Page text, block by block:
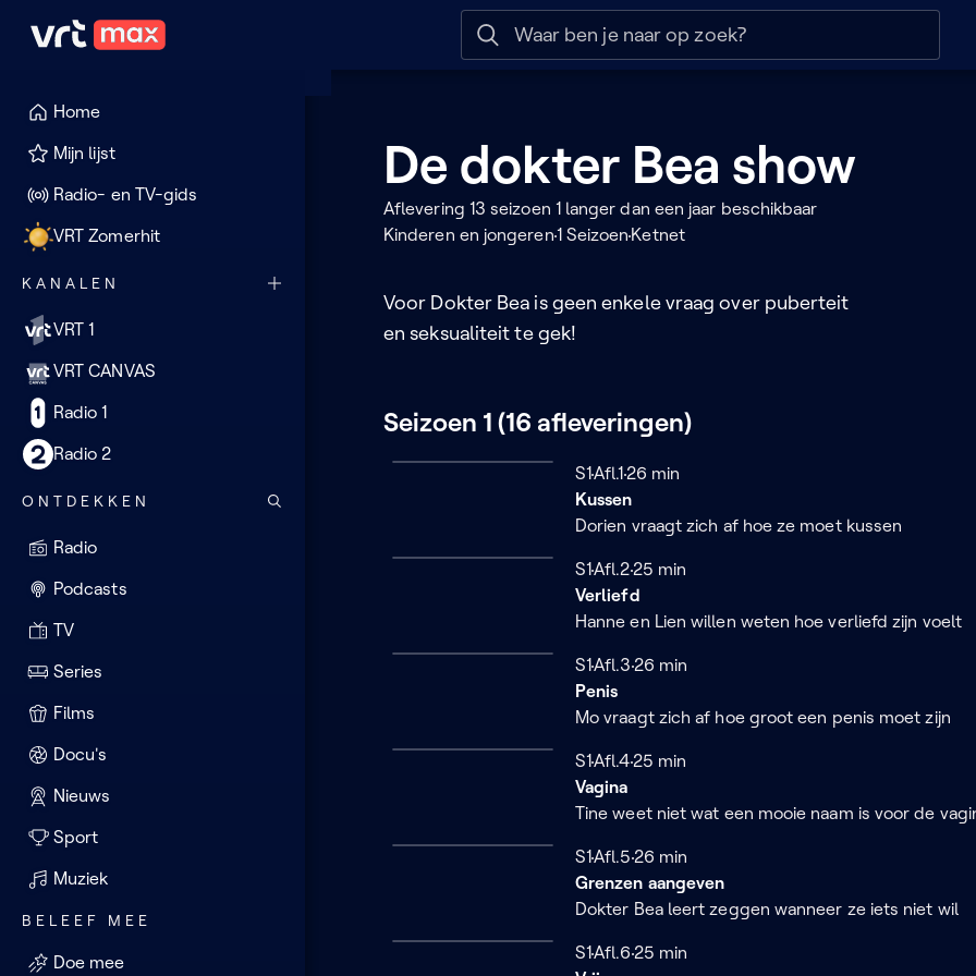
Naar hoofdinhoud Naar help
Home
Mijn lijst
Radio- en TV-gids
VRT Zomerhit
KANALEN
VRT 1
VRT CANVAS
Radio 1
Radio 2
ONTDEKKEN
Radio
Podcasts
TV
Series
Films
Docu's
Nieuws
Sport
Muziek
BELEEF MEE
Doe mee
De dokter Bea show
Aflevering 13 seizoen 1 langer dan een jaar beschikbaar
Kinderen en jongeren1 Seizoen Ketnet
Voor Dokter Bea is geen enkele vraag over puberteit
en seksualiteit te gek!
Seizoen 1 (16 afleveringen)
Seizoen 1
S1Afl.1 26 minuten
26 min
Kussen
Dorien vraagt zich af hoe ze moet kussen
Seizoen 1
S1Afl.225 minuten
25 min
Verliefd
Hanne en Lien willen weten hoe verliefd zijn voelt
Seizoen 1
S1Afl.3 26 minuten
26 min
Penis
Mo vraagt zich af hoe groot een penis moet zijn
Seizoen 1
S1Afl.425 minuten
25 min
Vagina
Tine weet niet wat een mooie naam is voor de
Seizoen 1
S1Afl.5 26 minuten
26 min
Grenzen aangeven
Dokter Bea leert zeggen wanneer ze iets niet wil
Seizoen 1
S1Afl.6 25 minuten
25 min